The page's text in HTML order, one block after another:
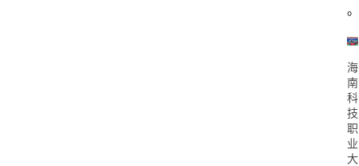
。
海
南
科
技
职
业
大